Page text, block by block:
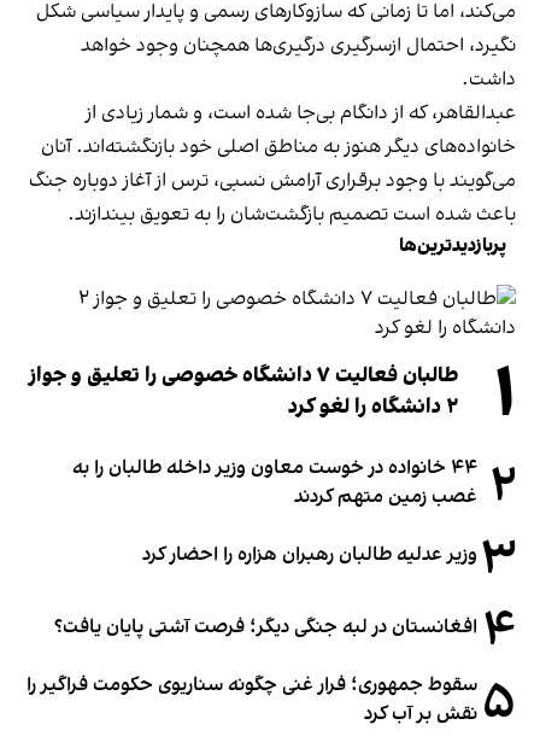
می‌کند، اما تا زمانی که سازوکارهای رسمی و پایدار سیاسی شکل
نگیرد، احتمال ازسرگیری درگیری‌ها همچنان وجود خواهد
داشت.
عبدالقاهر، که از دانگام بی‌جا شده است، و شمار زیادی از
خانواده‌های دیگر هنوز به مناطق اصلی خود بازنگشته‌اند. آنان
می‌گویند با وجود برقراری آرامش نسبی، ترس از آغاز دوباره جنگ
باعث شده است تصمیم بازگشت‌شان را به تعویق بیندازند.
پربازدیدترین‌ها
۱
طالبان فعالیت ۷ دانشگاه خصوصی را تعلیق و جواز
۲ دانشگاه را لغو کرد
۲
۴۴ خانواده در خوست معاون وزیر داخله طالبان را به
غصب زمین متهم کردند
۳ وزیر عدلیه طالبان رهبران هزاره را احضار کرد
۴ افغانستان در لبه جنگی دیگر؛ فرصت آشتی پایان یافت؟
۵ سقوط جمهوری؛ فرار غنی چگونه سناریوی حکومت فراگیر را
نقش بر آب کرد